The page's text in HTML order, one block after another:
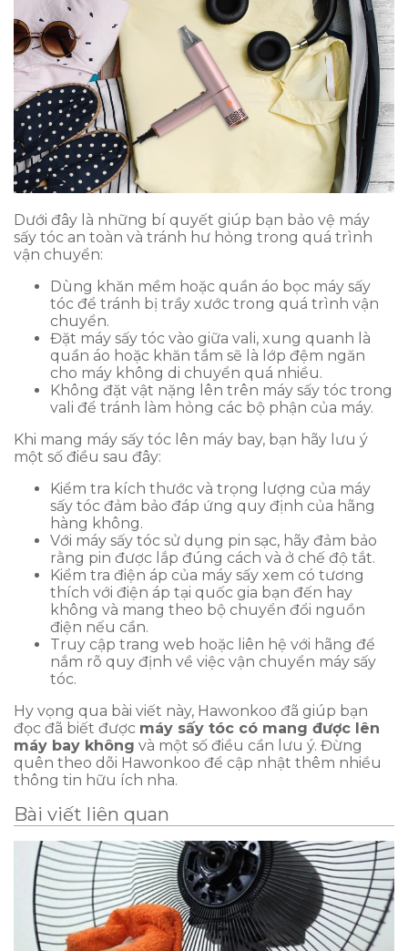
Dưới đây là những bí quyết giúp bạn bảo vệ máy
sấy tóc an toàn và tránh hư hỏng trong quá trình
vận chuyển:
Dùng khăn mềm hoặc quần áo bọc máy sấy
tóc để tránh bị trầy xước trong quá trình vận
chuyển.
Đặt máy sấy tóc vào giữa vali, xung quanh là
quần áo hoặc khăn tắm sẽ là lớp đệm ngăn
cho máy không di chuyển quá nhiều.
Không đặt vật nặng lên trên máy sấy tóc trong
vali để tránh làm hỏng các bộ phận của máy.
Khi mang máy sấy tóc lên máy bay, bạn hãy lưu ý
một số điều sau đây:
Kiểm tra kích thước và trọng lượng của máy
sấy tóc đảm bảo đáp ứng quy định của hãng
hàng không.
Với máy sấy tóc sử dụng pin sạc, hãy đảm bảo
rằng pin được lắp đúng cách và ở chế độ tắt.
Kiểm tra điện áp của máy sấy xem có tương
thích với điện áp tại quốc gia bạn đến hay
không và mang theo bộ chuyển đổi nguồn
điện nếu cần.
Truy cập trang web hoặc liên hệ với hãng để
nắm rõ quy định về việc vận chuyển máy sấy
tóc.
Hy vọng qua bài viết này, Hawonkoo đã giúp bạn
đọc đã biết được máy sấy tóc có mang được lên
máy bay không và một số điều cần lưu ý. Đừng
quên theo dõi Hawonkoo để cập nhật thêm nhiều
thông tin hữu ích nha.
Bài viết liên quan